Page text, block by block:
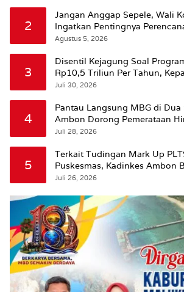
2
Jangan Anggap Sepele, Wali
Ingatkan Pentingnya
Agustus 5, 2026
3
Disentil Kejagung Soal
Rp10,5 Triliun Per Tahun,
Beri Penjelasan
Juli 30, 2026
4
Pantau Langsung MBG di Dua
Ambon Dorong Pemerataan
Leitimur Selatan
Juli 28, 2026
5
Terkait Tudingan Mark Up
Puskesmas, Kadinkes Ambon
Juli 26, 2026